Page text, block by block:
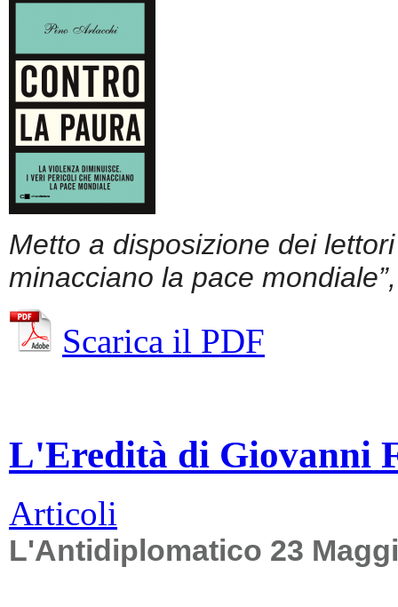
Metto a disposizione dei
minacciano la pace
Scarica il PDF
L'Eredità di Giovanni
Articoli
L'Antidiplomatico 23